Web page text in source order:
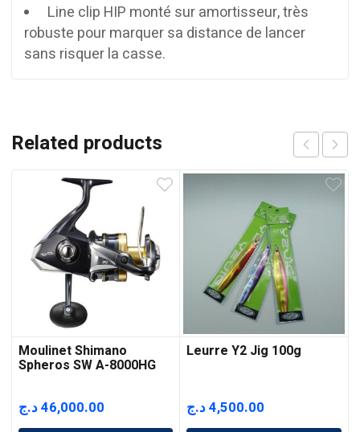
Line clip HIP monté sur amortisseur, très
robuste pour marquer sa distance de lancer
sans risquer la casse.
Related products
Moulinet Shimano
Spheros SW A-8000HG
46,000.00د.ج
Leurre Y2 Jig 100g
4,500.00د.ج